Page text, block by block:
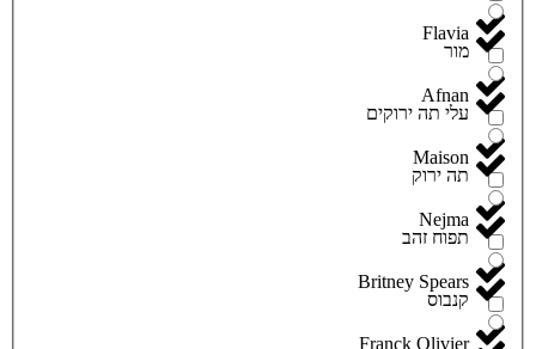
Flavia
Afnan
Maison
Nejma
Britney Spears
Franck Olivier
מור
עלי תה ירוקים
תה ירוק
תפוח זהב
קנבוס